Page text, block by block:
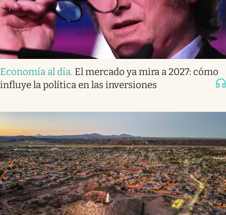
Economía al día. El mercado ya mira a 2027: cómo
influye la política en las inversiones